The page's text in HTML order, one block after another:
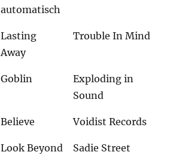
automatisch
Lasting
Away
Trouble In Mind
Goblin
Exploding in
Sound
Believe Voidist Records
Look Beyond
Sadie Street